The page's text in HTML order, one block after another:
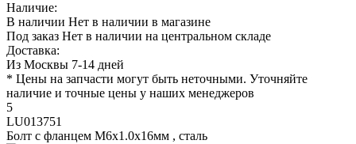
Наличие:
В наличии Нет в наличии в магазине
Под заказ Нет в наличии на центральном складе
Доставка:
Из Москвы 7-14 дней
* Цены на запчасти могут быть неточными. Уточняйте
наличие и точные цены у наших менеджеров
5
LU013751
Болт с фланцем M6х1.0х16мм , сталь